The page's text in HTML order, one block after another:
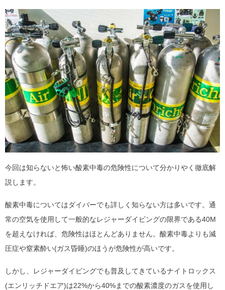
スキューバダイビングで大事な基礎知識
知らないと怖い酸素中毒の危険性について分かりやく徹底解説
今回は知らないと怖い酸素中毒の危険性について分かりやく徹底解
説します。
酸素中毒についてはダイバーでも詳しく知らない方は多いです。通
常の空気を使用して一般的なレジャーダイビングの限界である40M
を超えなければ、危険性はほとんどありません。酸素中毒よりも減
圧症や窒素酔い(ガス昏睡)のほうが危険性が高いです。
しかし、レジャーダイビングでも普及してきているナイトロックス
(エンリッチドエア)は22%から40%までの酸素濃度のガスを使用し